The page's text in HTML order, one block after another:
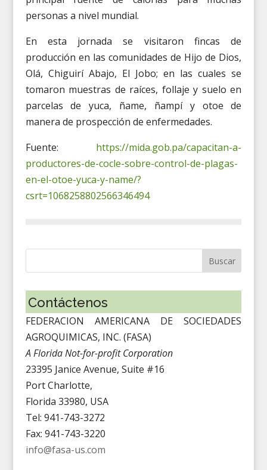
personas a nivel mundial.
En esta jornada se visitaron fincas de
producción en las comunidades de Hijo de Dios,
Olá, Chiguirí Abajo, El Jobo; en las cuales se
tomaron muestras de raíces, follaje y suelo en
parcelas de yuca, ñame, ñampí y otoe de
manera de prospección de enfermedades.
Fuente: https://mida.gob.pa/capacitan-a-
productores-de-cocle-sobre-control-de-plagas-
en-el-otoe-yuca-y-name/?
csrt=1068258802566346494
Contáctenos
FEDERACION AMERICANA DE SOCIEDADES
AGROQUIMICAS, INC. (FASA)
A Florida Not-for-profit Corporation
23395 Janice Avenue, Suite #16
Port Charlotte,
Florida 33980, USA
Tel: 941-743-3272
Fax: 941-743-3220
info@fasa-us.com